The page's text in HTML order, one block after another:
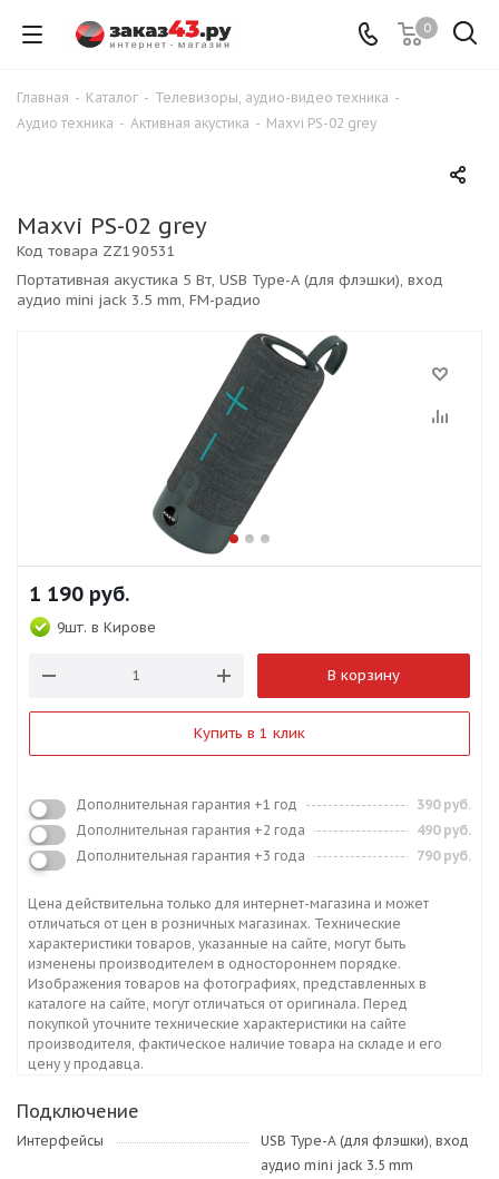
0
Главная - Каталог - Телевизоры, аудио-видео техника -
Аудио техника - Активная акустика - Maxvi PS-02 grey
Maxvi PS-02 grey
Портативная акустика 5 Вт, USB Type-A (для флэшки), вход
аудио mini jack 3.5 mm, FM-радио
Код товара ZZ190531
1 190 руб.
9шт. в Кирове
В корзину
Купить в 1 клик
Дополнительная гарантия +1 год
390 руб.
Дополнительная гарантия +2 года
490 руб.
Дополнительная гарантия +3 года
790 руб.
Цена действительна только для интернет-магазина и может
отличаться от цен в розничных магазинах. Технические
характеристики товаров, указанные на сайте, могут быть
изменены производителем в одностороннем порядке.
Изображения товаров на фотографиях, представленных в
каталоге на сайте, могут отличаться от оригинала. Перед
покупкой уточните технические характеристики на сайте
производителя, фактическое наличие товара на складе и его
цену у продавца.
Подключение
Интерфейсы
USB Type-A (для флэшки), вход
аудио mini jack 3.5 mm